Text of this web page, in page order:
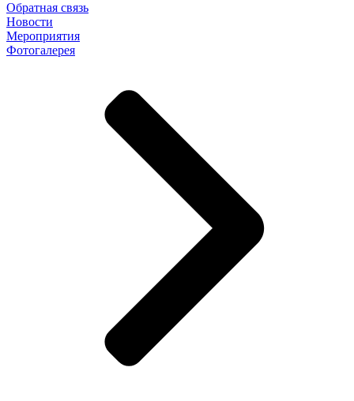
Обратная связь
Новости
Мероприятия
Фотогалерея